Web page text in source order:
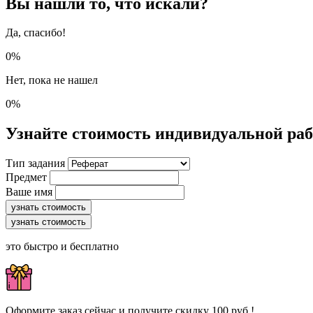
Да, спасибо!
0%
Нет, пока не нашел
0%
Узнайте стоимость индивидуальной
Тип задания
Предмет
Ваше имя
узнать стоимость
узнать стоимость
это быстро и бесплатно